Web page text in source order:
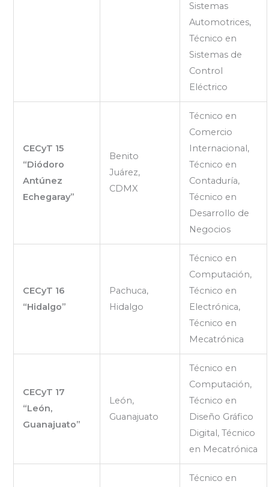
Sistemas
Automotrices,
Técnico en
Sistemas de
Control
Eléctrico
CECyT 15
“Diódoro
Antúnez
Echegaray”
Benito
Juárez,
CDMX
Técnico en
Comercio
Internacional,
Técnico en
Contaduría,
Técnico en
Desarrollo de
Negocios
CECyT 16
“Hidalgo”
Pachuca,
Hidalgo
Técnico en
Computación,
Técnico en
Electrónica,
Técnico en
Mecatrónica
CECyT 17
“León,
Guanajuato”
León,
Guanajuato
Técnico en
Computación,
Técnico en
Diseño Gráfico
Digital, Técnico
en Mecatrónica
Técnico en